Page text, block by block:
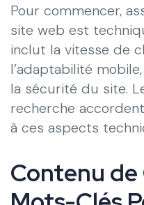
Pour commencer,
site web est
inclut la vitesse de
l’adaptabilité
la sécurité du site.
recherche
à ces aspects
Contenu